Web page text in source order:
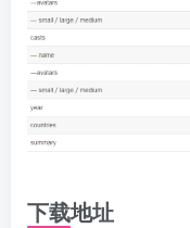
下载地址